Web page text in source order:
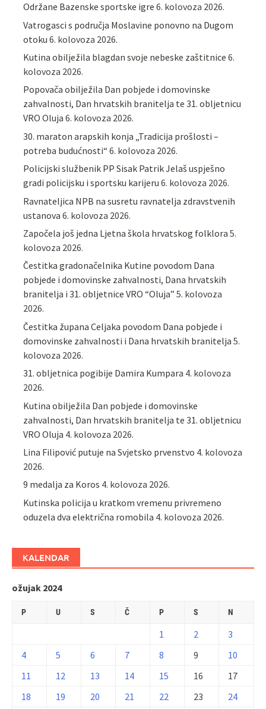
Održane Bazenske sportske igre 6. kolovoza 2026.
Vatrogasci s područja Moslavine ponovno na Dugom
otoku 6. kolovoza 2026.
Kutina obilježila blagdan svoje nebeske zaštitnice 6.
kolovoza 2026.
Popovača obilježila Dan pobjede i domovinske
zahvalnosti, Dan hrvatskih branitelja te 31. obljetnicu
VRO Oluja 6. kolovoza 2026.
30. maraton arapskih konja „Tradicija prošlosti –
potreba budućnosti“ 6. kolovoza 2026.
Policijski službenik PP Sisak Patrik Jelaš uspješno
gradi policijsku i sportsku karijeru 6. kolovoza 2026.
Ravnateljica NPB na susretu ravnatelja zdravstvenih
ustanova 6. kolovoza 2026.
Započela još jedna Ljetna škola hrvatskog folklora 5.
kolovoza 2026.
Čestitka gradonačelnika Kutine povodom Dana
pobjede i domovinske zahvalnosti, Dana hrvatskih
branitelja i 31. obljetnice VRO “Oluja” 5. kolovoza
2026.
Čestitka župana Celjaka povodom Dana pobjede i
domovinske zahvalnosti i Dana hrvatskih branitelja 5.
kolovoza 2026.
31. obljetnica pogibije Damira Kumpara 4. kolovoza
2026.
Kutina obilježila Dan pobjede i domovinske
zahvalnosti, Dan hrvatskih branitelja te 31. obljetnicu
VRO Oluja 4. kolovoza 2026.
Lina Filipović putuje na Svjetsko prvenstvo 4. kolovoza
2026.
9 medalja za Koros 4. kolovoza 2026.
Kutinska policija u kratkom vremenu privremeno
oduzela dva električna romobila 4. kolovoza 2026.
KALENDAR
ožujak 2024
P U S Č P S N
1 2
3
4
5 6 7 8 9
10
11
12 13 14 15 16
17
18
19 20 21 22 23 24